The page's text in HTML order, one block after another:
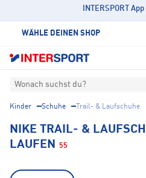
INTERSPORT
WÄHLE DEINEN SHOP
Wonach suchst du?
Kinder Schuhe Trail- & Laufschuhe
NIKE TRAIL- &
LAUFEN 55